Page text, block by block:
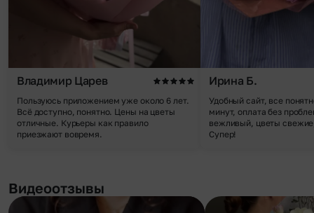
Владимир Царев
Пользуюсь приложением уже около 6 лет.
Всё доступно, понятно. Цены на цветы
отличные. Курьеры как правило
приезжают вовремя.
Ирина Б.
Удобный сайт, все
минут, оплата без
вежливый, цветы
Супер!
Видеоотзывы